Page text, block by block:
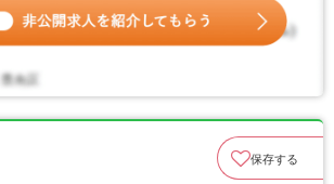
保存する